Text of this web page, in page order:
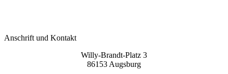
Anschrift und Kontakt
Willy-Brandt-Platz 3
86153 Augsburg